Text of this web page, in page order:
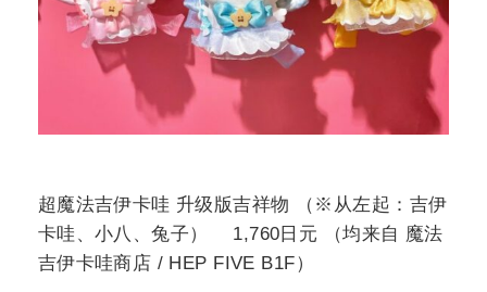
超魔法吉伊卡哇 升级版吉祥物 （※从左起：吉伊
卡哇、小八、兔子） 1,760日元 （均来自 魔法
吉伊卡哇商店 / HEP FIVE B1F）